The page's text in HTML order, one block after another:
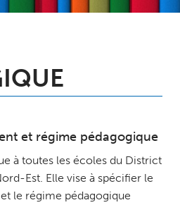
et régime pédagogique
à toutes les écoles du District
Est. Elle vise à spécifier le
le régime pédagogique